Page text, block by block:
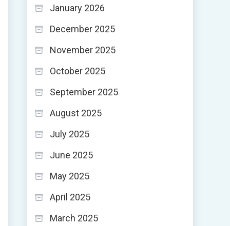
January 2026
December 2025
November 2025
October 2025
September 2025
August 2025
July 2025
June 2025
May 2025
April 2025
March 2025